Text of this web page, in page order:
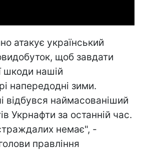
атакує український
щоб завдати
шкоди нашій
напередодні зими.
відбувся наймасованіший
Укрнафти за останній час.
немає", -
правління